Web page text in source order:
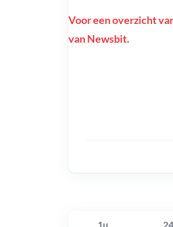
Voor een overzicht
van Newsbit.
1u